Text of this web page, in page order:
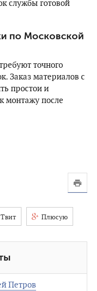
службы готовой
по Московской
точного
Заказ материалов с
простои и
монтажу после
Твит Плюсую
Петров